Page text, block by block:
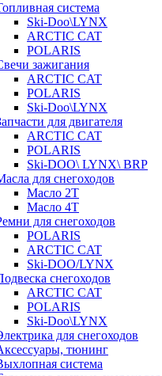
система
Ski-Doo\LYNX
ARCTIC CAT
POLARIS
зажигания
ARCTIC CAT
POLARIS
Ski-Doo\LYNX
для двигателя
ARCTIC CAT
POLARIS
Ski-DOO\ LYNX\ BRP
для снегоходов
Масло 2Т
Масло 4Т
для снегоходов
POLARIS
ARCTIC CAT
Ski-DOO/LYNX
снегоходов
ARCTIC CAT
POLARIS
Ski-Doo\LYNX
для снегоходов
тюнинг
система